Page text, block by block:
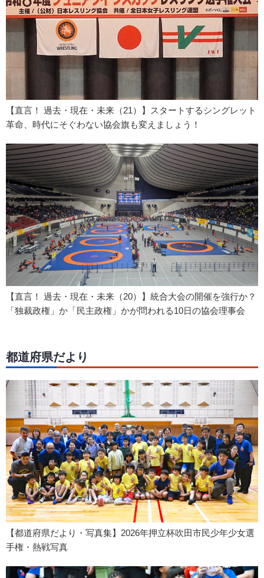
【直言！ 過去・現在・未来（21）】スタートするシングレット
革命、時代にそぐわない協会旗も変えましょう！
【直言！ 過去・現在・未来（20）】統合大会の開催を強行か？
「独裁政権」か「民主政権」かが問われる10日の協会理事会
都道府県だより
【都道府県だより・写真集】2026年押立杯吹田市民少年少女選
手権・熱戦写真